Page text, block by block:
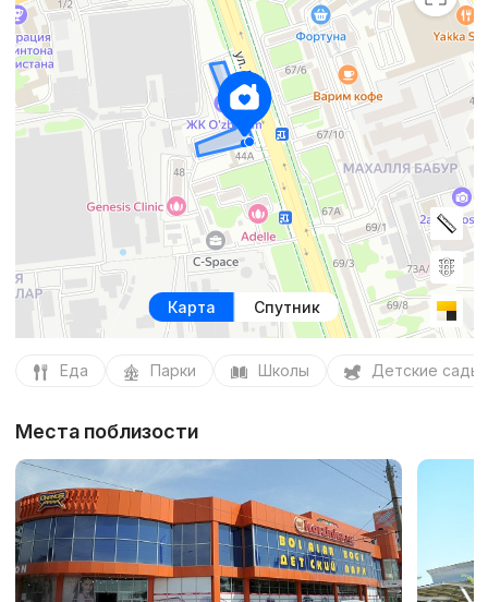
Карта Спутник
Еда Парки Школы Детские сады
Места поблизости